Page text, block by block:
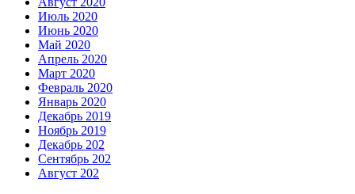
Июль 2020
Июнь 2020
Май 2020
Апрель 2020
Март 2020
Февраль 2020
Январь 2020
Декабрь 2019
Ноябрь 2019
Декабрь 202
Сентябрь 202
Август 202